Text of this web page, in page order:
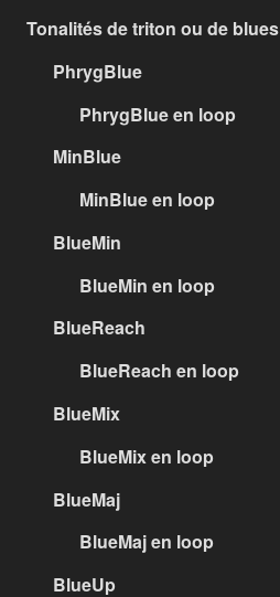
Tonalités de triton ou de blues
PhrygBlue
PhrygBlue en loop
MinBlue
MinBlue en loop
BlueMin
BlueMin en loop
BlueReach
BlueReach en loop
BlueMix
BlueMix en loop
BlueMaj
BlueMaj en loop
BlueUp